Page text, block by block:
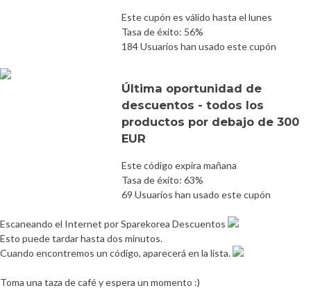
Este cupón es válido hasta el lunes
Tasa de éxito: 56%
184 Usuarios han usado este cupón
Última oportunidad de
descuentos - todos los
productos por debajo de 300
EUR
Este código expira mañana
Tasa de éxito: 63%
69 Usuarios han usado este cupón
Escaneando el Internet por Sparekorea Descuentos
Esto puede tardar hasta dos minutos.
Cuando encontremos un código, aparecerá en la lista.
Toma una taza de café y espera un momento :)